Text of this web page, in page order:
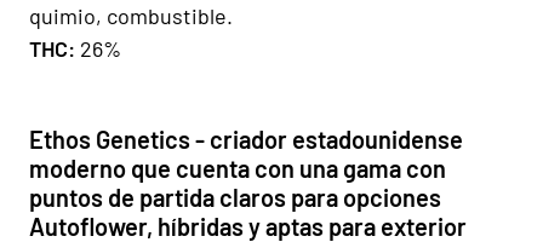
quimio, combustible.
THC: 26%
Ethos Genetics - criador estadounidense
moderno que cuenta con una gama con
puntos de partida claros para opciones
Autoflower, híbridas y aptas para exterior